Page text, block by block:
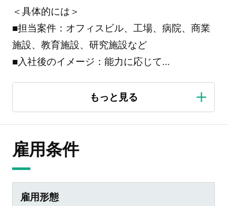
＜具体的には＞
■担当案件：オフィスビル、工場、病院、商業
施設、教育施設、研究施設など
■入社後のイメージ：能力に応じて...
雇用条件
雇用形態